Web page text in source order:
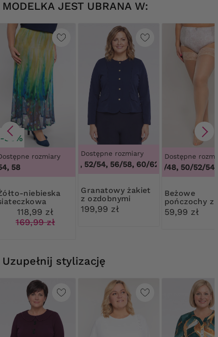
MODELKA JEST UBRANA W:
-30%
rozmiary
58
w kwiaty
118,99 zł
169,99 zł
Dostępne rozmiary
48/50, 52/54, 56/58, 60/62, 48/50, 52/54,
Granatowy żakiet
z ozdobnymi
guzikami
199,99 zł
Dostępne
44/46/48, 50/52/54,
Beżowe
pończochy z
koronką
59,99 zł
Uzupełnij stylizację